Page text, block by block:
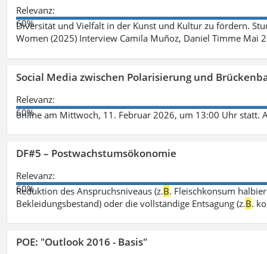
Relevanz:
60%
Diversität und Vielfalt in der Kunst und Kultur zu fördern.
Women (2025) Interview Camila Muñoz, Daniel Timme Mai
Social Media zwischen Polarisierung und
Relevanz:
60%
online am Mittwoch, 11. Februar 2026, um 13:00 Uhr
DF#5 – Postwachstumsökonomie
Relevanz:
60%
Reduktion des Anspruchsniveaus (z.B. Fleischkonsum
Bekleidungsbestand) oder die vollständige Entsagung (z.B.
POE: "Outlook 2016 - Basis"